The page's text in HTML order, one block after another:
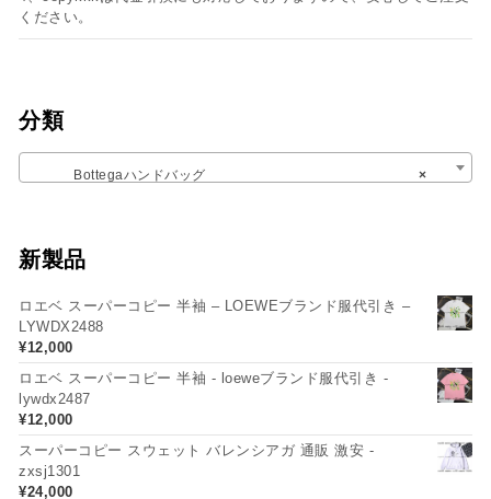
ください。
分類
×
Bottegaハンドバッグ
新製品
ロエベ スーパーコピー 半袖 – LOEWEブランド服代引き –
LYWDX2488
¥12,000
ロエベ スーパーコピー 半袖 - loeweブランド服代引き -
lywdx2487
¥12,000
スーパーコピー スウェット バレンシアガ 通販 激安 -
zxsj1301
¥24,000